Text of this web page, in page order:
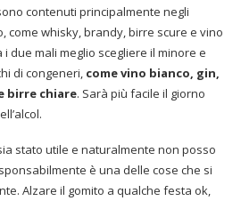
contenuti principalmente negli
come whisky, brandy, birre scure e vino
due mali meglio scegliere il minore e
di congeneri, come vino bianco, gin,
birre chiare. Sarà più facile il giorno
stato utile e naturalmente non posso
è una delle cose che si
Alzare il gomito a qualche festa ok,